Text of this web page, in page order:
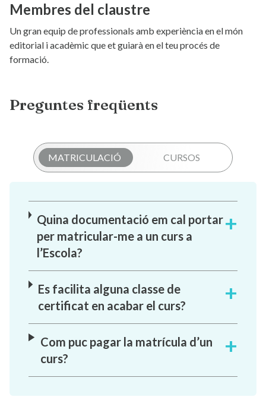
Membres del claustre
Un gran equip de professionals amb experiència en el món
editorial i acadèmic que et guiarà en el teu procés de
formació.
Preguntes freqüents
MATRICULACIÓ CURSOS
Quina documentació em cal portar
per matricular-me a un curs a
l’Escola?
Es facilita alguna classe de
certificat en acabar el curs?
Com puc pagar la matrícula d’un
curs?